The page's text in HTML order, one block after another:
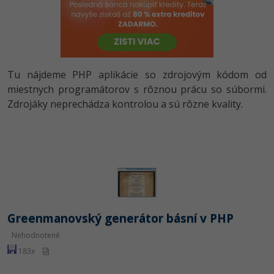
Python -80%
JavaScript -80%
PHP -80%
C++ -80%
VB.NET
Tu nájdeme PHP aplikácie so zdrojovým kódom od
miestnych programátorov s rôznou prácu so súbormi.
Zdrojáky neprechádza kontrolou a sú rôzne kvality.
Greenmanovský generátor básní v PHP
Nehodnotené
183x